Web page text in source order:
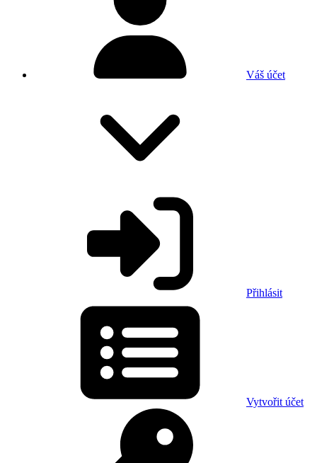
Váš účet
Přihlásit
Vytvořit účet